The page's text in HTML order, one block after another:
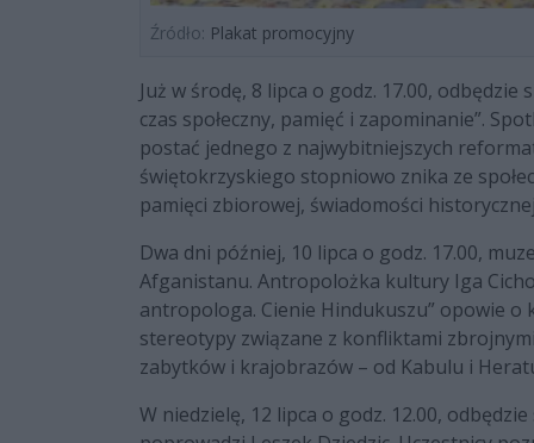
Źródło: Plakat promocyjny
Już w środę, 8 lipca o godz. 17.00, odbędzie
czas społeczny, pamięć i zapominanie”.
postać jednego z najwybitniejszych
świętokrzyskiego stopniowo znika ze
pamięci zbiorowej, świadomości
Dwa dni później, 10 lipca o godz. 17.00,
Afganistanu. Antropolożka kultury Iga
antropologa. Cienie Hindukuszu” opowie
stereotypy związane z konfliktami
zabytków i krajobrazów – od Kabulu i
W niedzielę, 12 lipca o godz. 12.00,